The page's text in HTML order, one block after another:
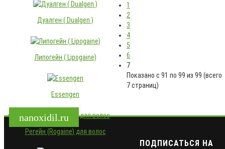
Дуалген ( Dualgen )
Липогейн ( Lipogaine)
Essengen
Регейн (Rogaine) для волос
1
2
3
4
5
6
7
Показано с 91 по 99 из 99 (всего
7 страниц)
nanoxidil.ru
ПОДПИСАТЬСЯ НА